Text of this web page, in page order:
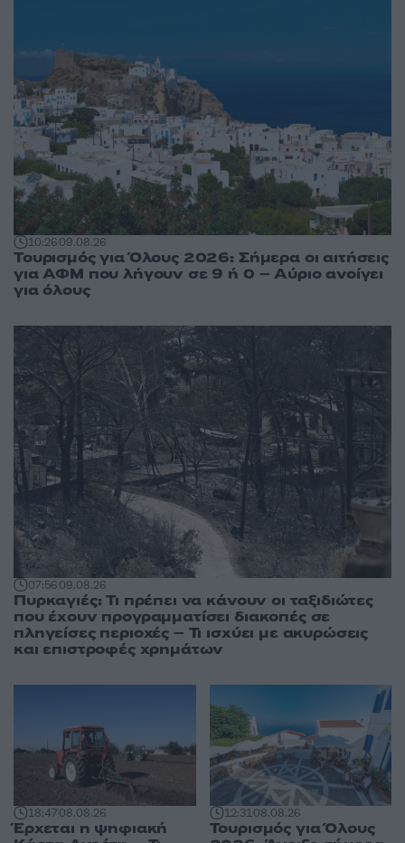
10:2609.08.26
Τουρισμός για Όλους 2026: Σήμερα οι αιτήσεις
για ΑΦΜ που λήγουν σε 9 ή 0 – Αύριο ανοίγει
για όλους
07:5609.08.26
Πυρκαγιές: Τι πρέπει να κάνουν οι ταξιδιώτες
που έχουν προγραμματίσει διακοπές σε
πληγείσες περιοχές – Τι ισχύει με ακυρώσεις
και επιστροφές χρημάτων
18:4708.08.26
Έρχεται η ψηφιακή
12:3108.08.26
Τουρισμός για Όλους